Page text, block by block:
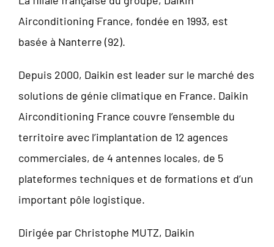
Airconditioning France, fondée en 1993, est
basée à Nanterre (92).
Depuis 2000, Daikin est leader sur le marché des
solutions de génie climatique en France. Daikin
Airconditioning France couvre l’ensemble du
territoire avec l’implantation de 12 agences
commerciales, de 4 antennes locales, de 5
plateformes techniques et de formations et d’un
important pôle logistique.
Dirigée par Christophe MUTZ, Daikin